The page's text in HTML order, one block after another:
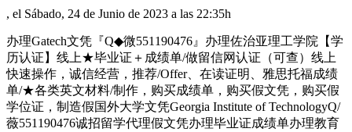
, el Sábado, 24 de Junio de 2023 a las 22:35h
办理Gatech文凭『Q◆微551190476』办理佐治亚理工学院【学
历认证】线上★毕业证＋成绩单/做留信网认证（可查）线上
快速操作，诚信经营，推荐/Offer、在读证明、雅思托福成绩
单/★各类英文材料/制作，购买成绩单，购买假文凭，购买假
学位证，制造假国外大学文凭Georgia Institute of TechnologyQ/
薇551190476诚招留学代理假文凭办理毕业证成绩单办理教育